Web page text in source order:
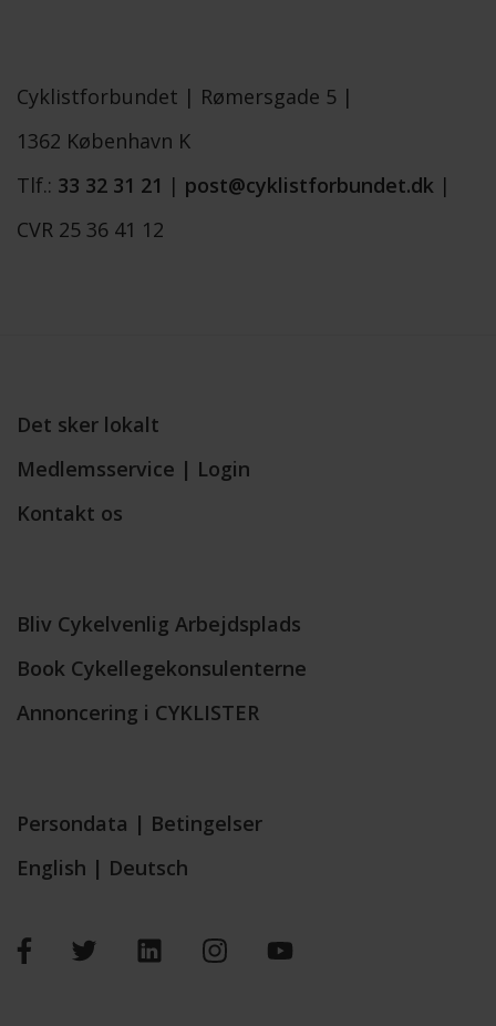
Cyklistforbundet | Rømersgade 5 |
1362 København K
Tlf.: 33 32 31 21 | post@cyklistforbundet.dk |
CVR 25 36 41 12
Det sker lokalt
Medlemsservice | Login
Kontakt os
Bliv Cykelvenlig Arbejdsplads
Book Cykellegekonsulenterne
Annoncering i CYKLISTER
Persondata | Betingelser
English | Deutsch